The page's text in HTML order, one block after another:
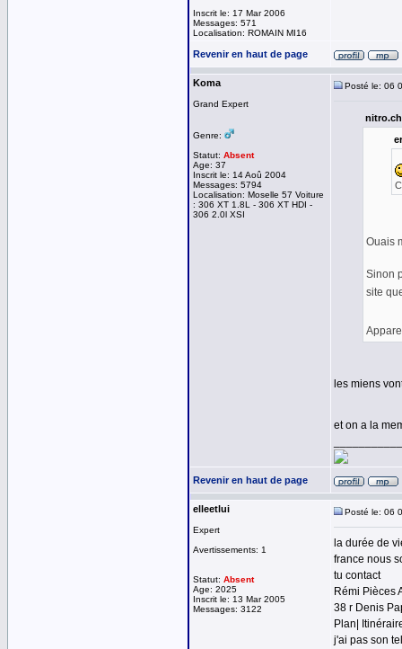
Inscrit le: 17 Mar 2006
Messages: 571
Localisation: ROMAIN MI16
Revenir en haut de page
Koma
Grand Expert
Genre:
Statut: Absent
Age: 37
Inscrit le: 14 Aoû 2004
Messages: 5794
Localisation: Moselle 57 Voiture
: 306 XT 1.8L - 306 XT HDI -
306 2.0l XSI
Posté le: 06
Ouais
Sinon
site
les miens
et on a la
Revenir en haut de page
elleetlui
Expert
Avertissements: 1
Statut: Absent
Age: 2025
Inscrit le: 13 Mar 2005
Messages: 3122
Posté le: 06
la durée de
france nous
tu contact
Rémi Pièces
38 r Denis
Plan|
j'ai pas son